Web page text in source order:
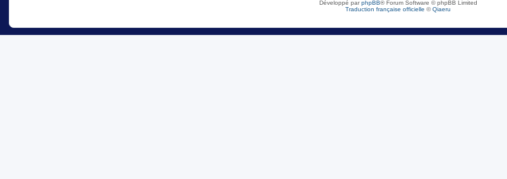
Développé parphpBB® Forum Software © phpBB Limited
Traduction française officielle ©Qiaeru